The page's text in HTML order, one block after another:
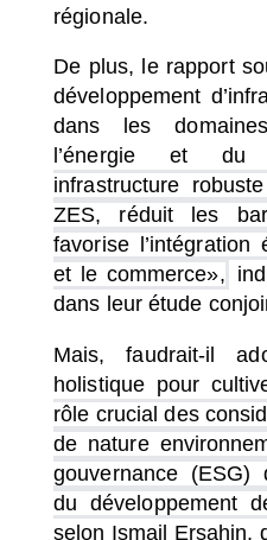
régionale.
De plus, le rapport
développement
dans les
l’énergie et du
infrastructure
ZES, réduit les
favorise l’intégration
et le commerce»,
dans leur étude
Mais, faudrait-il
holistique pour
rôle crucial des
de nature
gouvernance (ESG)
du développement
selon Ismail Ersahin,